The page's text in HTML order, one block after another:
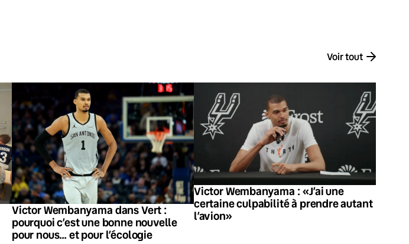
Voir tout
Victor Wembanyama dans Vert :
pourquoi c’est une bonne nouvelle
pour nous… et pour l’écologie
Victor Wembanyama : «J’ai une
certaine culpabilité à prendre autant
l’avion»